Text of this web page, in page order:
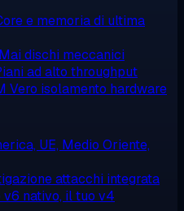
e memoria di ultima
Mai dischi meccanici
ad alto throughput
Vero isolamento hardware
UE, Medio Oriente,
attacchi integrata
v6 nativo, il tuo v4